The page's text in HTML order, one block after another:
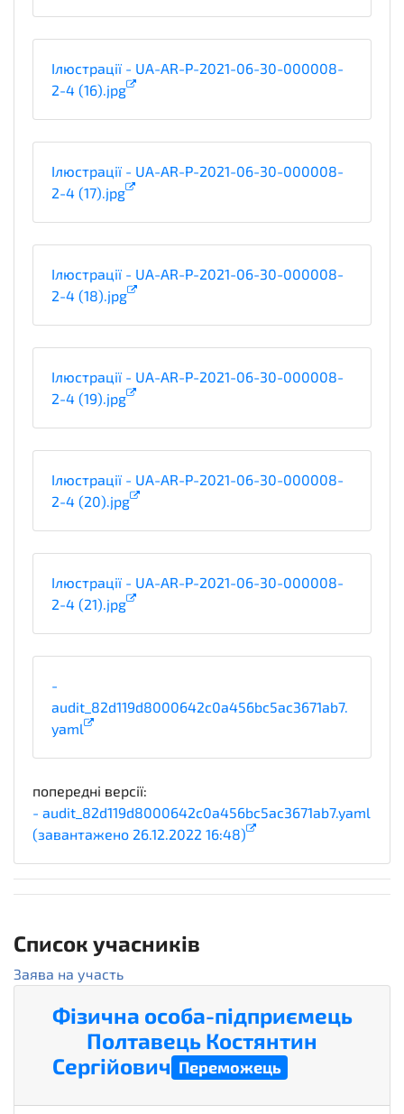
Ілюстрації - UA-AR-P-2021-06-30-000008-
2-4 (16).jpg
Ілюстрації - UA-AR-P-2021-06-30-000008-
2-4 (17).jpg
Ілюстрації - UA-AR-P-2021-06-30-000008-
2-4 (18).jpg
Ілюстрації - UA-AR-P-2021-06-30-000008-
2-4 (19).jpg
Ілюстрації - UA-AR-P-2021-06-30-000008-
2-4 (20).jpg
Ілюстрації - UA-AR-P-2021-06-30-000008-
2-4 (21).jpg
-
audit_82d119d8000642c0a456bc5ac3671ab7.
yaml
попередні версії:
- audit_82d119d8000642c0a456bc5ac3671ab7.yaml
(завантажено 26.12.2022 16:48)
Список учасників
Заява на участь
Фізична особа-підприємець
Полтавець Костянтин
Сергійович Переможець active